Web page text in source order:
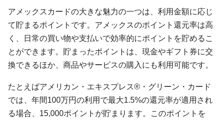
アメックスカードの大きな魅力の一つは、利用金額に応じ
て貯まるポイントです。アメックスのポイント還元率は高
く、日常の買い物や支払いで効率的にポイントを貯めるこ
とができます。貯まったポイントは、現金やギフト券に交
換できるほか、商品やサービスの購入にも利用可能です。
たとえばアメリカン・エキスプレス®・グリーン・カード
では、年間100万円の利用で最大1.5%の還元率が適用され
る場合、15,000ポイントが貯まります。このポイントを